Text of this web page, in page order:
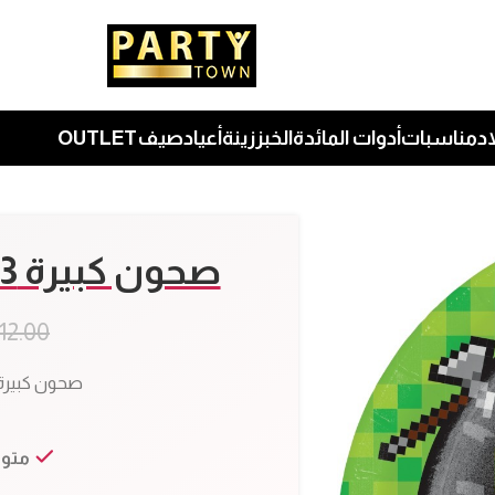
بدون ضريبة القيمة المضافةحتى نهاية الشهر
مناسباتأدوات المائدةالخبز زينةأعيادصيفOUTLET
صحون كبيرة 23 سم حفلة جمينج
12.00
صحون كبيرة 23 سم حفلة